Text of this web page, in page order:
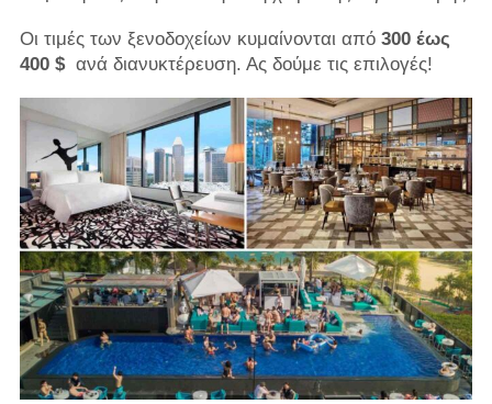
Οι τιμές των ξενοδοχείων κυμαίνονται από 300 έως
400 $ανά διανυκτέρευση. Ας δούμε τις επιλογές!